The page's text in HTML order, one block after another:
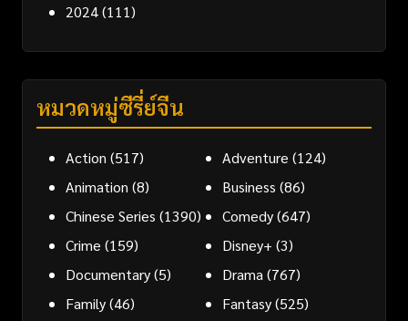
2024(111)
หมวดหมู่ซีรี่ย์จีน
Action (517) Adventure (124)
Animation (8) Business (86)
Chinese Series (1390) Comedy(647)
Crime (159) Disney+ (3)
Documentary(5) Drama (767)
Family(46) Fantasy(525)